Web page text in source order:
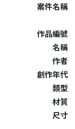
案件名稱
作品編號
名稱
作者
創作年代
類型
材質
尺寸